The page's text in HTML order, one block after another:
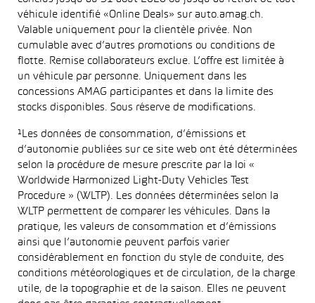
véhicule identifié «Online Deals» sur auto.amag.ch.
Valable uniquement pour la clientèle privée. Non
cumulable avec d’autres promotions ou conditions de
flotte. Remise collaborateurs exclue. L’offre est limitée à
un véhicule par personne. Uniquement dans les
concessions AMAG participantes et dans la limite des
stocks disponibles. Sous réserve de modifications.
¹Les données de consommation, d’émissions et
d’autonomie publiées sur ce site web ont été déterminées
selon la procédure de mesure prescrite par la loi «
Worldwide Harmonized Light-Duty Vehicles Test
Procedure » (WLTP). Les données déterminées selon la
WLTP permettent de comparer les véhicules. Dans la
pratique, les valeurs de consommation et d’émissions
ainsi que l’autonomie peuvent parfois varier
considérablement en fonction du style de conduite, des
conditions météorologiques et de circulation, de la charge
utile, de la topographie et de la saison. Elles ne peuvent